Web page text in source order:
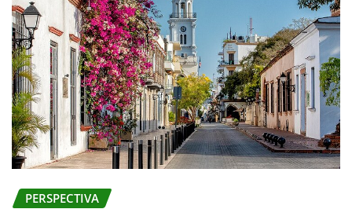
PERSPECTIVA